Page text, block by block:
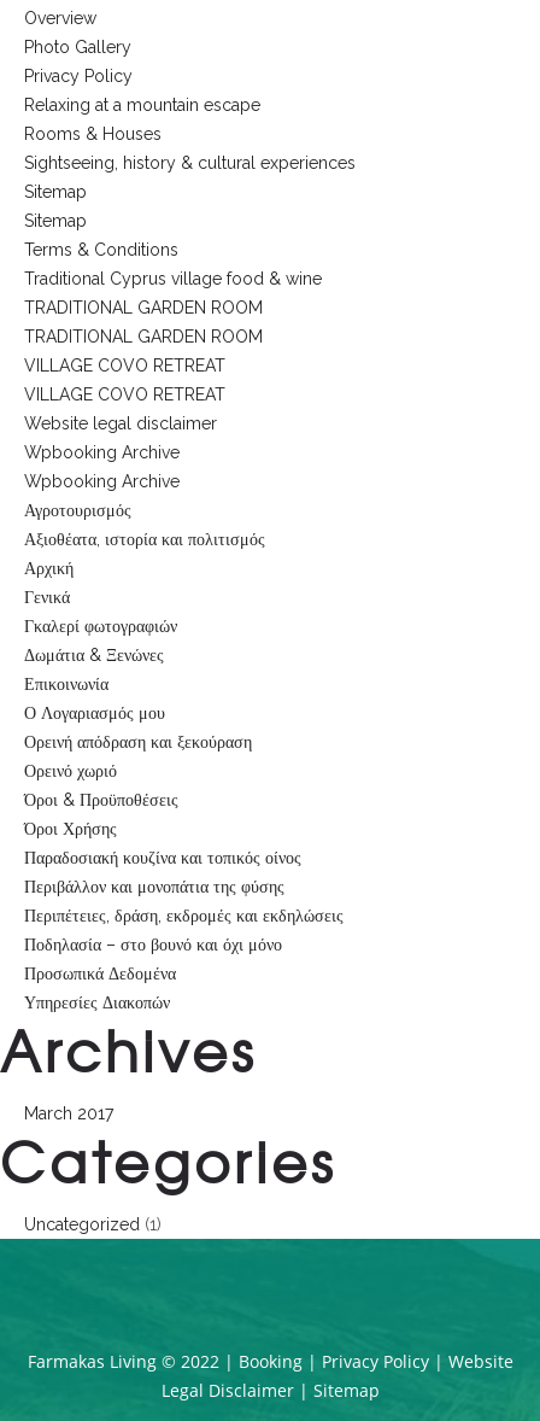
Overview
Photo Gallery
Privacy Policy
Relaxing at a mountain escape
Rooms & Houses
Sightseeing, history & cultural experiences
Sitemap
Sitemap
Terms & Conditions
Traditional Cyprus village food & wine
TRADITIONAL GARDEN ROOM
TRADITIONAL GARDEN ROOM
VILLAGE COVO RETREAT
VILLAGE COVO RETREAT
Website legal disclaimer
Wpbooking Archive
Wpbooking Archive
Αγροτουρισμός
Αξιοθέατα, ιστορία και πολιτισμός
Αρχική
Γενικά
Γκαλερί φωτογραφιών
Δωμάτια & Ξενώνες
Επικοινωνία
Ο Λογαριασμός μου
Ορεινή απόδραση και ξεκούραση
Ορεινό χωριό
Όροι & Προϋποθέσεις
Όροι Χρήσης
Παραδοσιακή κουζίνα και τοπικός οίνος
Περιβάλλον και μονοπάτια της φύσης
Περιπέτειες, δράση, εκδρομές και εκδηλώσεις
Ποδηλασία – στο βουνό και όχι μόνο
Προσωπικά Δεδομένα
Υπηρεσίες Διακοπών
Archives
March 2017
Categories
Uncategorized (1)
Farmakas Living © 2022 | Booking| Privacy Policy| Website
Legal Disclaimer| Sitemap